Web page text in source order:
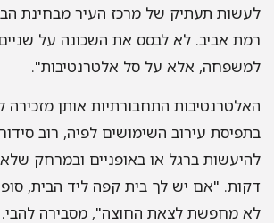
לעשות תעתיק של מרכז העיר מבחינת
רמת אביב. לא לבסס את השכונה על
למשפחה, אלא על סל אלטרנטיבות".
האלטרנטיבות התחבורתיות אותן מזכירה
בתפיסת עירוב השימושים לפיה, רוב
דקות. "אם יש לך בית קפה ליד הבית,
לא מחפשת לצאת החוצה", מסבירה להבי.